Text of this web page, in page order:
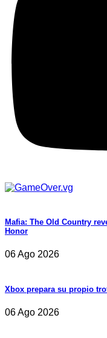
Mafia: The Old Country
Honor
06 Ago 2026
Xbox prepara su propio
06 Ago 2026